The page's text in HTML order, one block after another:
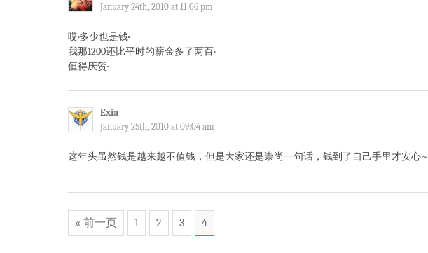
January 24th, 2010 at 11:06 pm
哎··多少也是钱··
我那1200还比平时的薪金多了两百··
值得庆贺··
Exia
January 25th, 2010 at 09:04 am
这年头虽然钱是越来越不值钱，但是大家还是崇尚一句话，钱到了自己手里才安心~
« 前一页 1 2 3 4